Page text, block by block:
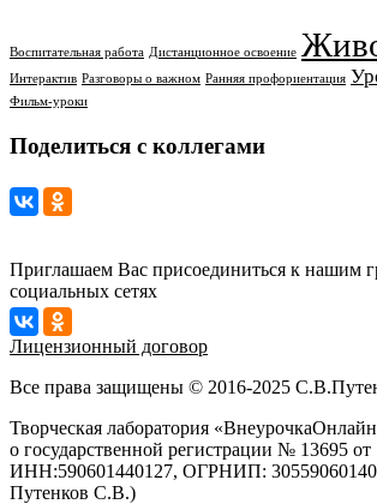
Воспитательная работа Дистанционное освоение
Интерактив Разговоры о важном Ранняя профориентация
Фильм-уроки
Поделиться с коллегами
Приглашаем Вас присоединиться к нашим
социальных сетях
Лицензионный договор
Все права защищены © 2016-2025
Творческая лаборатория
о государственной регистрации № 13695 от
ИНН:590601440127, ОГРНИП:
Путенков С.В.)